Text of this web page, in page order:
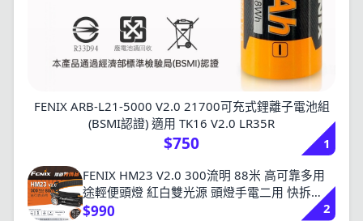
FENIX ARB-L21-5000 V2.0 21700可充式鋰離子電池組
(BSMI認證) 適用 TK16 V2.0 LR35R
$750
1
FENIX HM23 V2.0 300流明 88米 高可靠多用
途輕便頭燈 紅白雙光源 頭燈手電二用 快拆
AA/14500
$990
2